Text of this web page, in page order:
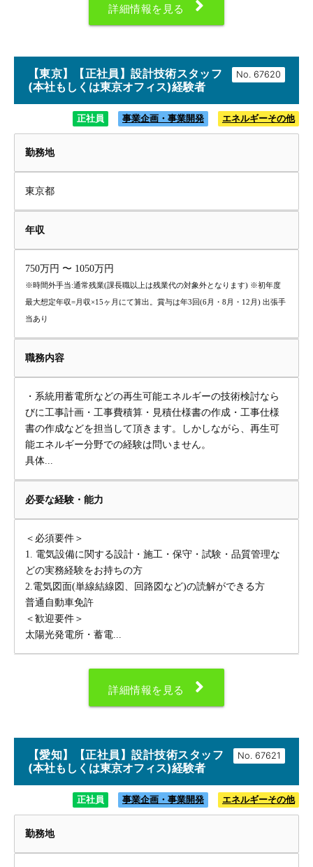
詳細情報を見る
No.
【東京】【正社員】設計技術スタッフ
(本社もしくは東京オフィス)経験者
正社員 事業企画・事業開発 エネルギーその他
勤務地
東京都
年収
750万円 〜 1050万円
※時間外手当:通常残業(課長職以上は残業代の対象外となります) ※初年度
最大想定年収=月収×15ヶ月にて算出。賞与は年3回(6月・8月・12月) 出張手
当あり
職務内容
・系統用蓄電所などの再生可能エネルギーの技術検討なら
びに工事計画・工事費積算・見積仕様書の作成・工事仕様
書の作成などを担当して頂きます。しかしながら、再生可
能エネルギー分野での経験は問いません。
具体...
必要な経験・能力
＜必須要件＞
1. 電気設備に関する設計・施工・保守・試験・品質管理な
どの実務経験をお持ちの方
2.電気図面(単線結線図、回路図など)の読解ができる方
普通自動車免許
＜歓迎要件＞
太陽光発電所・蓄電...
詳細情報を見る
No.
【愛知】【正社員】設計技術スタッフ
(本社もしくは東京オフィス)経験者
正社員 事業企画・事業開発 エネルギーその他
勤務地